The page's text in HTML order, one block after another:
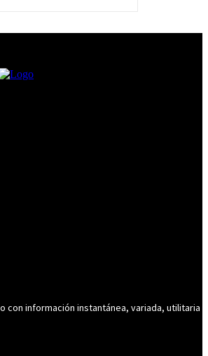
con información instantánea, variada, utilitaria